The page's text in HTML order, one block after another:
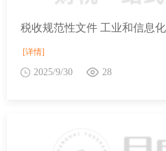
[详情]
2025/9/30 28